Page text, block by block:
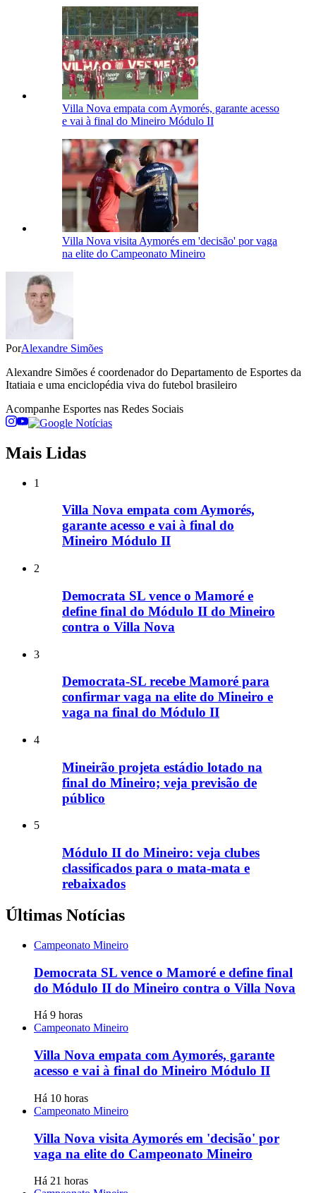
Villa Nova empata com Aymorés, garante acesso
e vai à final do Mineiro Módulo II
Villa Nova visita Aymorés em 'decisão' por vaga
na elite do Campeonato Mineiro
PorAlexandre Simões
Alexandre Simões é coordenador do Departamento de Esportes da
Itatiaia e uma enciclopédia viva do futebol brasileiro
Acompanhe Esportes nas Redes Sociais
Mais Lidas
1
Villa Nova empata com Aymorés,
garante acesso e vai à final do
Mineiro Módulo II
2
Democrata SL vence o Mamoré e
define final do Módulo II do Mineiro
contra o Villa Nova
3
Democrata-SL recebe Mamoré para
confirmar vaga na elite do Mineiro e
vaga na final do Módulo II
4
Mineirão projeta estádio lotado na
final do Mineiro; veja previsão de
público
5
Módulo II do Mineiro: veja clubes
classificados para o mata-mata e
rebaixados
Últimas Notícias
Campeonato Mineiro
Democrata SL vence o Mamoré e define final
do Módulo II do Mineiro contra o Villa Nova
Há 9 horas
Campeonato Mineiro
Villa Nova empata com Aymorés, garante
acesso e vai à final do Mineiro Módulo II
Há 10 horas
Campeonato Mineiro
Villa Nova visita Aymorés em 'decisão' por
vaga na elite do Campeonato Mineiro
Há 21 horas